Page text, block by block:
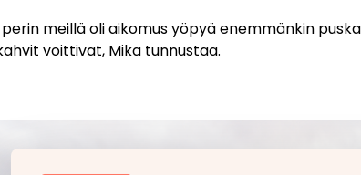
perin meillä oli aikomus yöpyä enemmänkin
voittivat, Mika tunnustaa.